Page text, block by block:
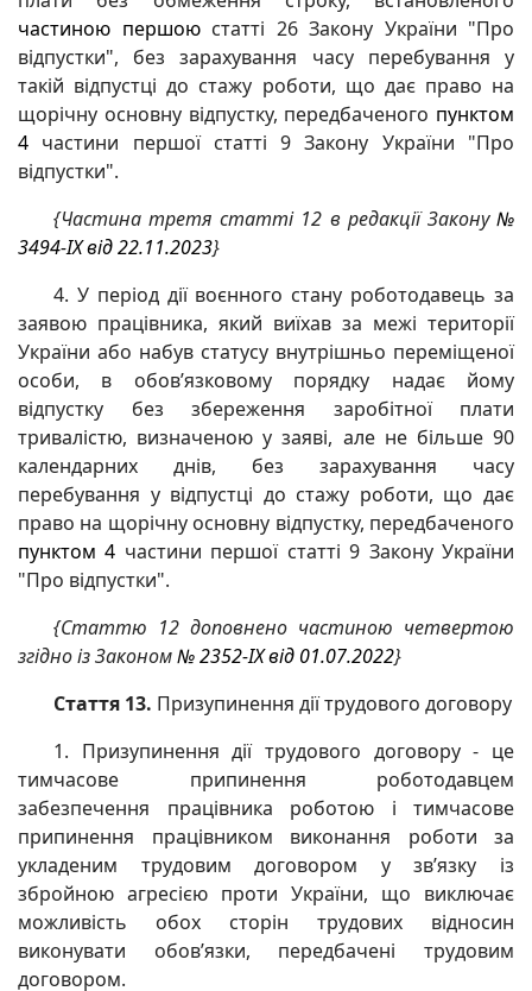
частиною першоюстатті 26 Закону України "Про
відпустки", без зарахування часу перебування у
такій відпустці до стажу роботи, що дає право на
щорічну основну відпустку, передбаченого пунктом
4 частини першої статті 9 Закону України "Про
відпустки".
{Частина третя статті 12 в редакції Закону №
3494-IX від 22.11.2023}
4. У період дії воєнного стану роботодавець за
заявою працівника, який виїхав за межі території
України або набув статусу внутрішньо переміщеної
особи, в обов’язковому порядку надає йому
відпустку без збереження заробітної плати
тривалістю, визначеною у заяві, але не більше 90
календарних днів, без зарахування часу
перебування у відпустці до стажу роботи, що дає
право на щорічну основну відпустку, передбаченого
пунктом 4 частини першої статті 9 Закону України
"Про відпустки".
{Статтю 12 доповнено частиною четвертою
згідно із Законом№ 2352-IX від 01.07.2022}
Стаття 13. Призупинення дії трудового договору
1. Призупинення дії трудового договору - це
тимчасове припинення роботодавцем
забезпечення працівника роботою і тимчасове
припинення працівником виконання роботи за
укладеним трудовим договором у зв’язку із
збройною агресією проти України, що виключає
можливість обох сторін трудових відносин
виконувати обов’язки, передбачені трудовим
договором.